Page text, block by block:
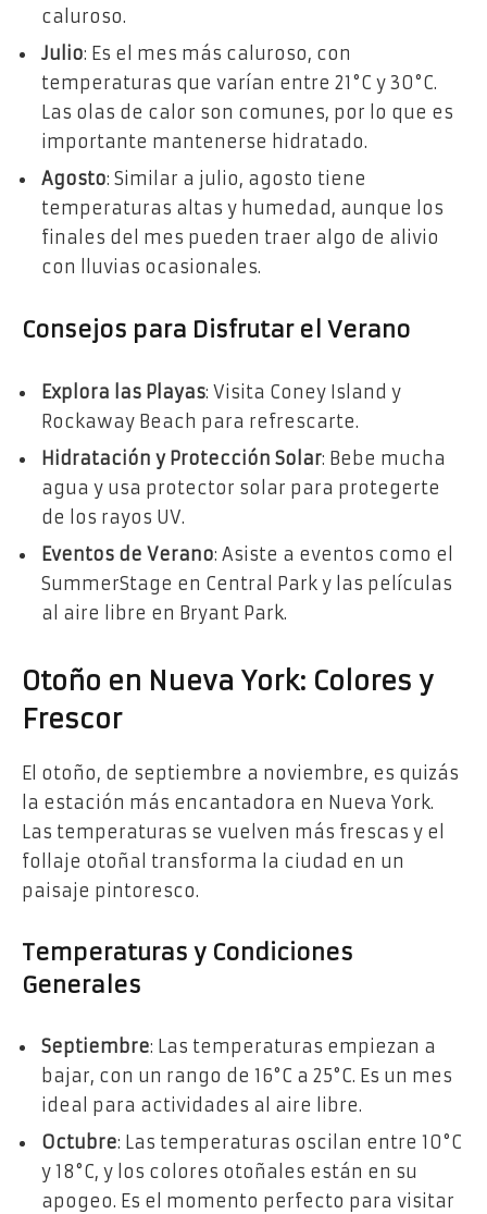
caluroso.
Julio: Es el mes más caluroso, con
temperaturas que varían entre 21°C y 30°C.
Las olas de calor son comunes, por lo que es
importante mantenerse hidratado.
Agosto: Similar a julio, agosto tiene
temperaturas altas y humedad, aunque los
finales del mes pueden traer algo de alivio
con lluvias ocasionales.
Consejos para Disfrutar el Verano
Explora las Playas: Visita Coney Island y
Rockaway Beach para refrescarte.
Hidratación y Protección Solar: Bebe mucha
agua y usa protector solar para protegerte
de los rayos UV.
Eventos de Verano: Asiste a eventos como el
SummerStage en Central Park y las películas
al aire libre en Bryant Park.
Otoño en Nueva York: Colores y
Frescor
El otoño, de septiembre a noviembre, es quizás
la estación más encantadora en Nueva York.
Las temperaturas se vuelven más frescas y el
follaje otoñal transforma la ciudad en un
paisaje pintoresco.
Temperaturas y Condiciones
Generales
Septiembre: Las temperaturas empiezan a
bajar, con un rango de 16°C a 25°C. Es un mes
ideal para actividades al aire libre.
Octubre: Las temperaturas oscilan entre 10°C
y 18°C, y los colores otoñales están en su
apogeo. Es el momento perfecto para visitar